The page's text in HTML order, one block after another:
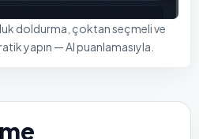
doldurma, çoktan seçmeli ve
yapın — AI puanlamasıyla.